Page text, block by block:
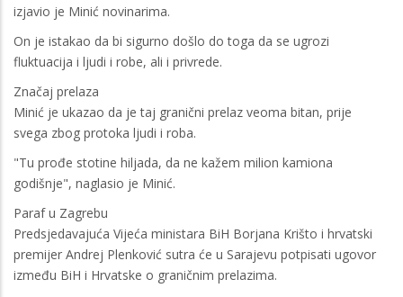
izjavio je Minić novinarima.
On je istakao da bi sigurno došlo do toga da se ugrozi
fluktuacija i ljudi i robe, ali i privrede.
Značaj prelaza
Minić je ukazao da je taj granični prelaz veoma bitan, prije
svega zbog protoka ljudi i roba.
"Tu prođe stotine hiljada, da ne kažem milion kamiona
godišnje", naglasio je Minić.
Paraf u Zagrebu
Predsjedavajuća Vijeća ministara BiH Borjana Krišto i hrvatski
premijer Andrej Plenković sutra će u Sarajevu potpisati ugovor
između BiH i Hrvatske o graničnim prelazima.